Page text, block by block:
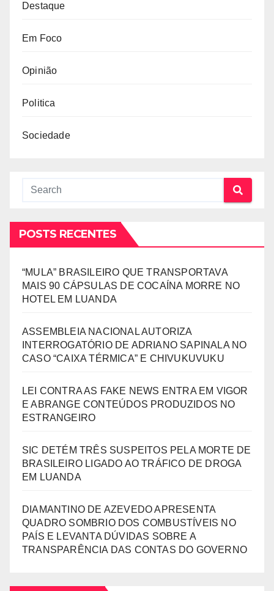
Destaque
Em Foco
Opinião
Politica
Sociedade
POSTS RECENTES
“MULA” BRASILEIRO QUE TRANSPORTAVA
MAIS 90 CÁPSULAS DE COCAÍNA MORRE NO
HOTEL EM LUANDA
ASSEMBLEIA NACIONAL AUTORIZA
INTERROGATÓRIO DE ADRIANO SAPINALA NO
CASO “CAIXA TÉRMICA” E CHIVUKUVUKU
LEI CONTRA AS FAKE NEWS ENTRA EM VIGOR
E ABRANGE CONTEÚDOS PRODUZIDOS NO
ESTRANGEIRO
SIC DETÉM TRÊS SUSPEITOS PELA MORTE DE
BRASILEIRO LIGADO AO TRÁFICO DE DROGA
EM LUANDA
DIAMANTINO DE AZEVEDO APRESENTA
QUADRO SOMBRIO DOS COMBUSTÍVEIS NO
PAÍS E LEVANTA DÚVIDAS SOBRE A
TRANSPARÊNCIA DAS CONTAS DO GOVERNO